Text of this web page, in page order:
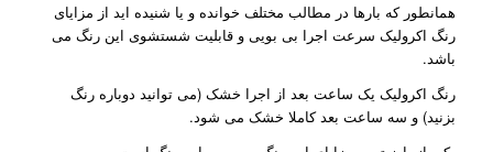
همانطور که بارها در مطالب مختلف خوانده و یا شنیده اید از مزایای
رنگ اکرولیک سرعت اجرا بی بویی و قابلیت شستشوی این رنگ می
باشد.
رنگ اکرولیک یک ساعت بعد از اجرا خشک (می توانید دوباره رنگ
بزنید) و سه ساعت بعد کاملا خشک می شود.